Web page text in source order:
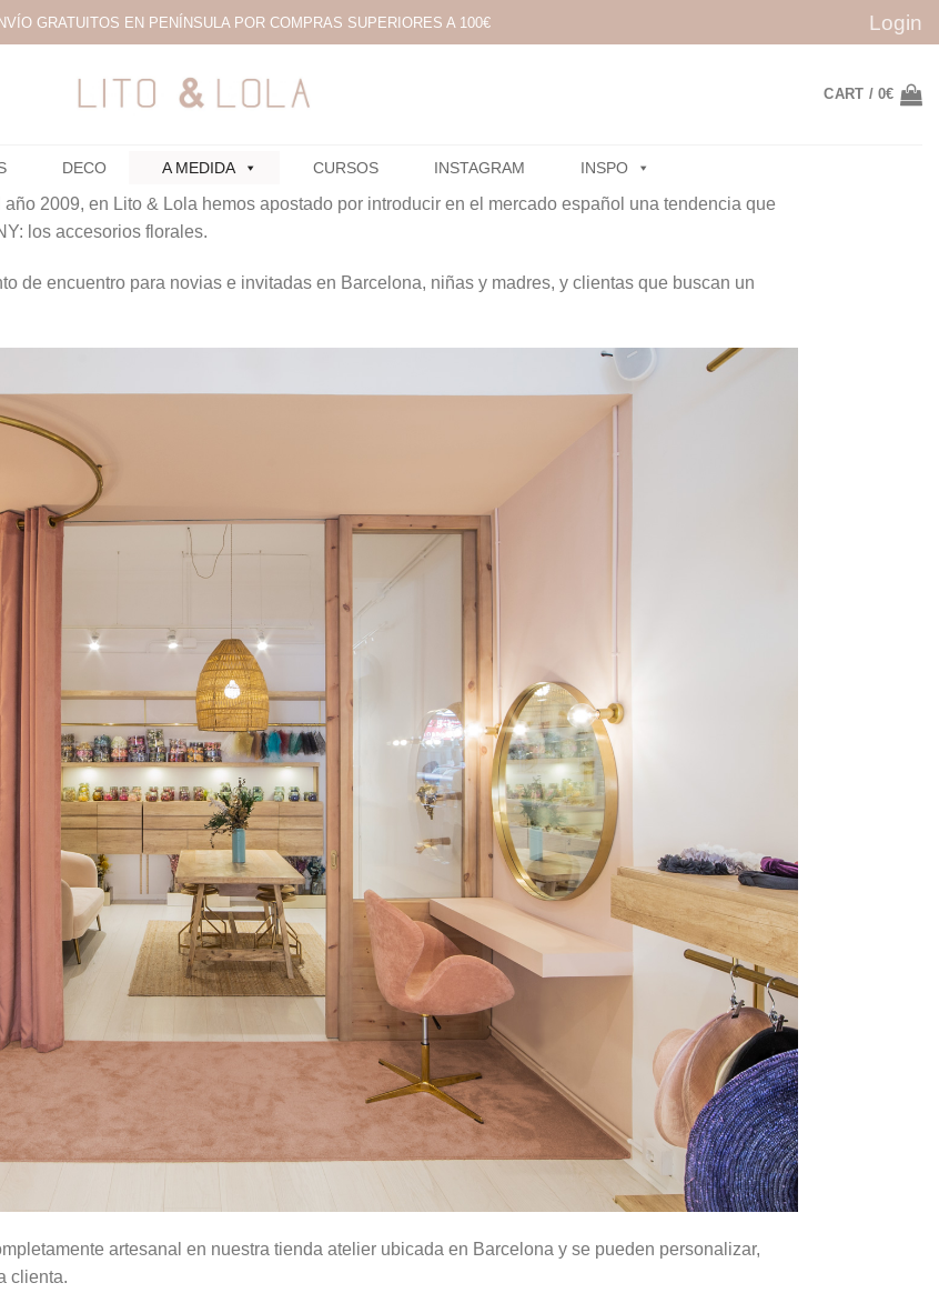
GRATUITOS EN PENÍNSULA POR COMPRAS SUPERIORES A 100€ Login
CART /0€
DECO A MEDIDA CURSOS INSTAGRAM INSPO
2009, en Lito & Lola hemos apostado por introducir en el mercado español una tendencia que
los accesorios florales.
de encuentro para novias e invitadas en Barcelona, niñas y madres, y clientas que buscan un
artesanal en nuestra tienda atelier ubicada en Barcelona y se pueden personalizar,
clienta.